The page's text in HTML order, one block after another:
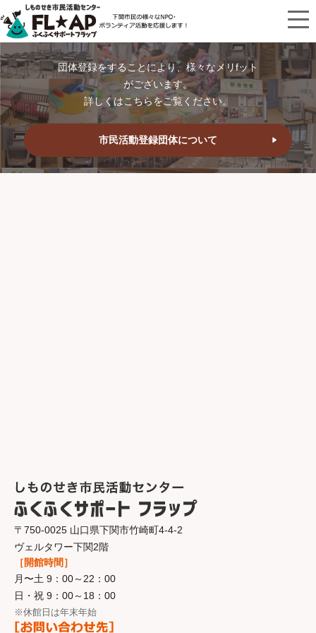
団体登録をすることにより、様々なメリfット
がございます。
詳しくはこちらをご覧ください。
市民活動登録団体について
〒750-0025 山口県下関市竹崎町4-4-2
ヴェルタワー下関2階
［開館時間］
月〜土 9：00～22：00
日・祝 9：00～18：00
※休館日は年末年始